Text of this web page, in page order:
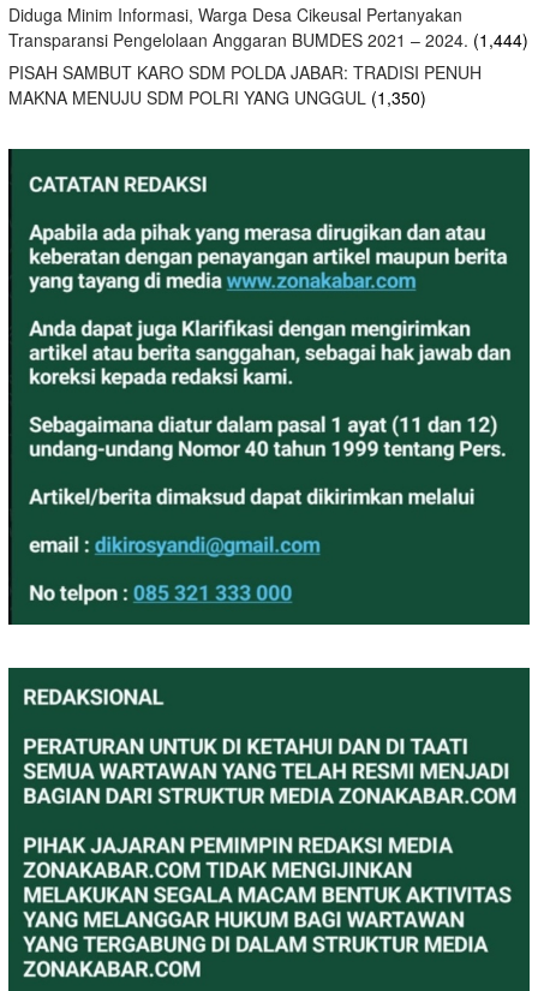
Diduga Minim Informasi, Warga Desa Cikeusal Pertanyakan
Transparansi Pengelolaan Anggaran BUMDES 2021 – 2024. (1,444)
PISAH SAMBUT KARO SDM POLDA JABAR: TRADISI PENUH
MAKNA MENUJU SDM POLRI YANG UNGGUL (1,350)